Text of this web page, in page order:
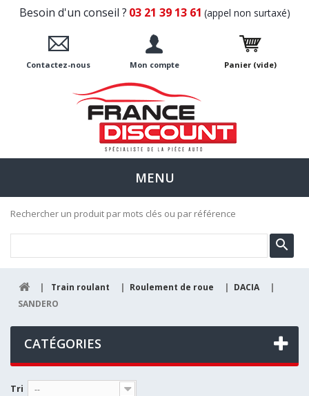
Besoin d'un conseil ? 03 21 39 13 61 (appel non surtaxé)
Contactez-nous Mon compte Panier (vide)
MENU
Rechercher un produit par mots clés ou par référence
| Train roulant | Roulement de roue | DACIA
|
SANDERO
CATÉGORIES
Tri --